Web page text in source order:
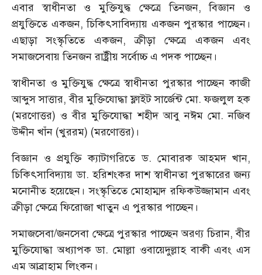
এবার স্বাধীনতা ও মুক্তিযুদ্ধ ক্ষেত্রে তিনজন, বিজ্ঞান ও
প্রযুক্তিতে একজন, চিকিৎসাবিদ্যায় একজন পুরস্কার পাচ্ছেন।
এছাড়া সংস্কৃতিতে একজন, ক্রীড়া ক্ষেত্রে একজন এবং
সমাজসেবায় তিনজন রাষ্ট্রীয় সর্বোচ্চ এ পদক পাচ্ছেন।
স্বাধীনতা ও মুক্তিযুদ্ধ ক্ষেত্রে স্বাধীনতা পুরস্কার পাচ্ছেন কাজী
আব্দুস সাত্তার, বীর মুক্তিযোদ্ধা ফ্লাইট সার্জেন্ট মো. ফজলুল হক
(মরণোত্তর) ও বীর মুক্তিযোদ্ধা শহীদ আবু নঈম মো. নজিব
উদ্দীন খাঁন (খুররম) (মরণোত্তর)।
বিজ্ঞান ও প্রযুক্তি ক্যাটাগরিতে ড. মোবারক আহমদ খান,
চিকিৎসাবিদ্যায় ডা. হরিশংকর দাশ‌ স্বাধীনতা পুরস্কারের জন্য
মনোনীত হয়েছেন। সংস্কৃতিতে মোহাম্মদ রফিকউজ্জামান এবং
ক্রীড়া ক্ষেত্রে ফিরোজা খাতুন এ পুরস্কার পাচ্ছেন।
সমাজসেবা/জনসেবা ক্ষেত্রে পুরস্কার পাচ্ছেন অরণ্য চিরান, বীর
মুক্তিযোদ্ধা অধ্যাপক ডা. মোল্লা ওবায়েদুল্লাহ বাকী এবং এস
এম আব্রাহাম লিংকন।